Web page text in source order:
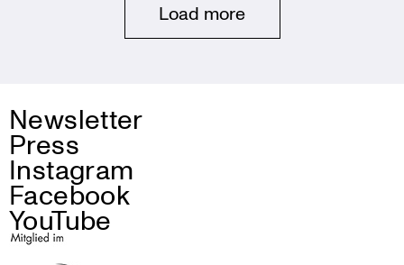
navigationLoad more
Newsletter
Press
Instagram
Facebook
YouTube